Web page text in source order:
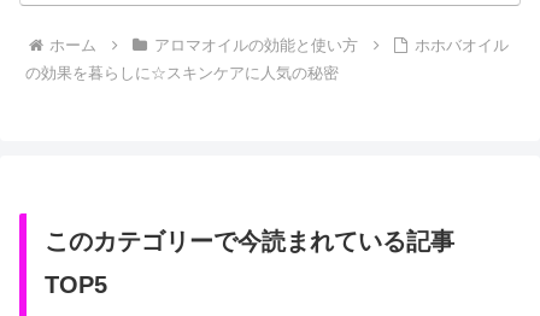
ホーム アロマオイルの効能と使い方
ホホバオイル
の効果を暮らしに☆スキンケアに人気の秘密
このカテゴリーで今読まれている記事
TOP5